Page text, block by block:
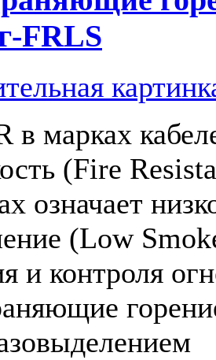
FRLS
в марках
(Fire
означает
(Low
и контроля